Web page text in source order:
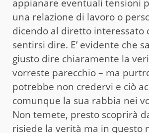
appianare eventuali tensioni
una relazione di lavoro o
dicendo al diretto interessato
sentirsi dire. E’ evidente che
giusto dire chiaramente la
vorreste parecchio – ma
potrebbe non credervi e ciò
comunque la sua rabbia nei
Non temete, presto scoprirà
risiede la verità ma in questo